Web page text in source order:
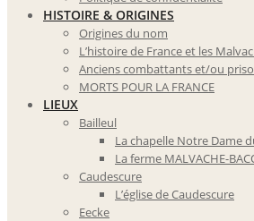
HISTOIRE & ORIGINES
Origines du nom
L’histoire de France et les
Anciens combattants et/ou
MORTS POUR LA FRANCE
LIEUX
Bailleul
La chapelle Notre Dame
La ferme MALVACHE-
Caudescure
L’église de Caudescure
Eecke